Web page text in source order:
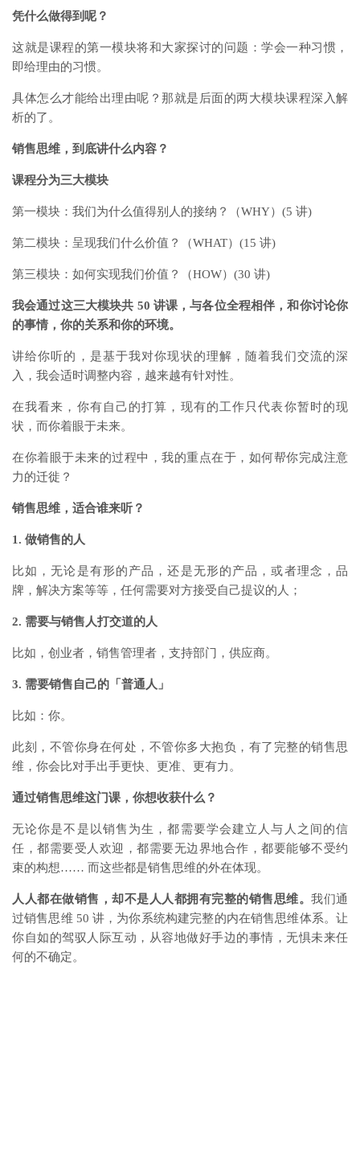
凭什么做得到呢？
这就是课程的第一模块将和大家探讨的问题：学会一种习惯，
即给理由的习惯。
具体怎么才能给出理由呢？那就是后面的两大模块课程深入解
析的了。
销售思维，到底讲什么内容？
课程分为三大模块
第一模块：我们为什么值得别人的接纳？（WHY）(5 讲)
第二模块：呈现我们什么价值？（WHAT）(15 讲)
第三模块：如何实现我们价值？（HOW）(30 讲)
我会通过这三大模块共 50 讲课，与各位全程相伴，和你讨论你
的事情，你的关系和你的环境。
讲给你听的，是基于我对你现状的理解，随着我们交流的深
入，我会适时调整内容，越来越有针对性。
在我看来，你有自己的打算，现有的工作只代表你暂时的现
状，而你着眼于未来。
在你着眼于未来的过程中，我的重点在于，如何帮你完成注意
力的迁徙？
销售思维，适合谁来听？
1. 做销售的人
比如，无论是有形的产品，还是无形的产品，或者理念，品
牌，解决方案等等，任何需要对方接受自己提议的人；
2. 需要与销售人打交道的人
比如，创业者，销售管理者，支持部门，供应商。
3. 需要销售自己的「普通人」
比如：你。
此刻，不管你身在何处，不管你多大抱负，有了完整的销售思
维，你会比对手出手更快、更准、更有力。
通过销售思维这门课，你想收获什么？
无论你是不是以销售为生，都需要学会建立人与人之间的信
任，都需要受人欢迎，都需要无边界地合作，都要能够不受约
束的构想…… 而这些都是销售思维的外在体现。
人人都在做销售，却不是人人都拥有完整的销售思维。 我们通
过销售思维 50 讲，为你系统构建完整的内在销售思维体系。让
你自如的驾驭人际互动，从容地做好手边的事情，无惧未来任
何的不确定。